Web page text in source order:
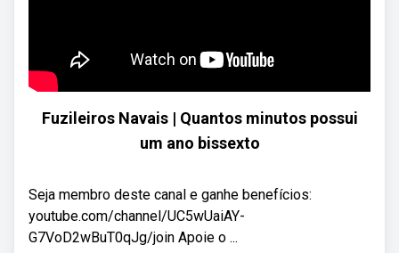
Fuzileiros Navais | Quantos minutos possui
um ano bissexto
Seja membro deste canal e ganhe benefícios:
youtube.com/channel/UC5wUaiAY-
G7VoD2wBuT0qJg/join Apoie o ...